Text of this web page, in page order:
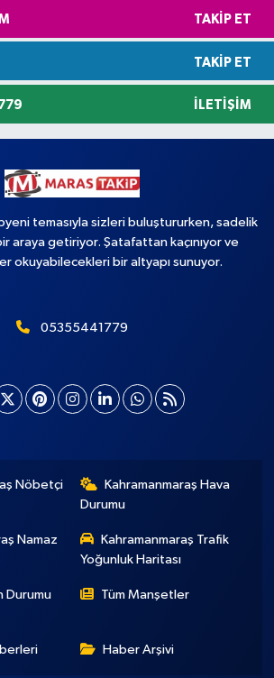
TAKIP ET
TAKIP ET
İLETIŞIM
temasıyla sizleri buluştururken, sadelik
araya getiriyor. Şatafattan kaçınıyor ve
okuyabilecekleri bir altyapı sunuyor.
05355441779
Nöbetçi
Kahramanmaraş Hava
Durumu
Namaz
Kahramanmaraş Trafik
Yoğunluk Haritası
Durumu
Tüm Manşetler
Haber Arşivi